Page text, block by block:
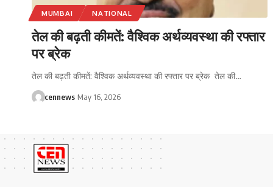
MUMBAI NATIONAL
तेल की बढ़ती कीमतें: वैश्विक अर्थव्यवस्था की रफ्तार
पर ब्रेक
तेल की बढ़ती कीमतें: वैश्विक अर्थव्यवस्था की रफ्तार पर ब्रेक तेल की…
cennews May 16, 2026